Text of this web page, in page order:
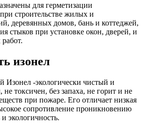
для герметизации
строительстве жилых и
деревянных домов, бань и коттеджей,
стыков при установке окон, дверей, и
изонел
Изонел -экологически чистый и
токсичен, без запаха, не горит и не
при пожаре. Его отличает низкая
сопротивление проникновению
экологичность.